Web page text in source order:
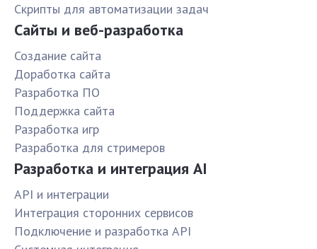
Скрипты для автоматизации задач
Сайты и веб-разработка
Создание сайта
Доработка сайта
Разработка ПО
Поддержка сайта
Разработка игр
Разработка для стримеров
Разработка и интеграция AI
API и интеграции
Интеграция сторонних сервисов
Подключение и разработка API